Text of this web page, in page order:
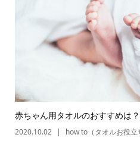
赤ちゃん用タオルのおすすめは
2020.10.02 how to（タオルお役立